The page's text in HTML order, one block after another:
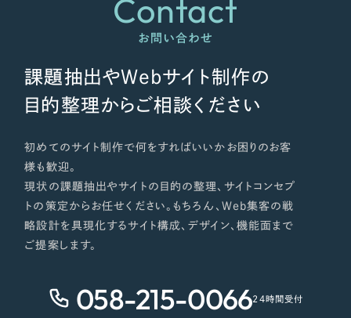
Contact
お問い合わせ
課題抽出やWebサイト制作の
目的整理からご相談ください
初めてのサイト制作で何をすればいいかお困りのお客
様も歓迎。
現状の課題抽出やサイトの目的の整理、サイトコンセプ
トの策定からお任せください。もちろん、Web集客の戦
略設計を具現化するサイト構成、デザイン、機能面まで
ご提案します。
058-215-006624時間受付